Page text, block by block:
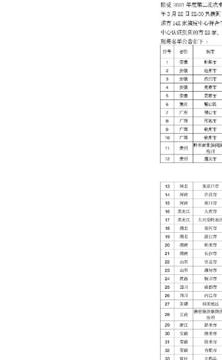
关于
资格
发布时
中国
总部官
二批次
184家
本批次
基层版